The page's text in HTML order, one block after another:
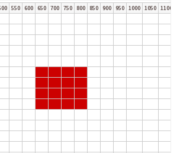
550 600 650 700 750 800 850 900 950 1000 1050 1100